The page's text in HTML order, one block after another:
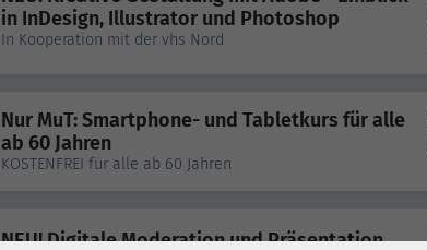
in InDesign, Illustrator und Photoshop
In Kooperation mit der vhs Nord
Nur MuT: Smartphone- und Tabletkurs für alle
ab 60 Jahren
KOSTENFREI für alle ab 60 Jahren
NEU! Digitale Moderation und Präsentation